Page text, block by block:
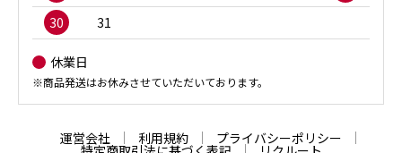
30
31
休業日
※商品発送はお休みさせていただいております。
運営会社 利用規約 プライバシーポリシー